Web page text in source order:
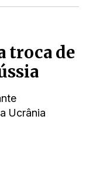
troca de
Ucrânia